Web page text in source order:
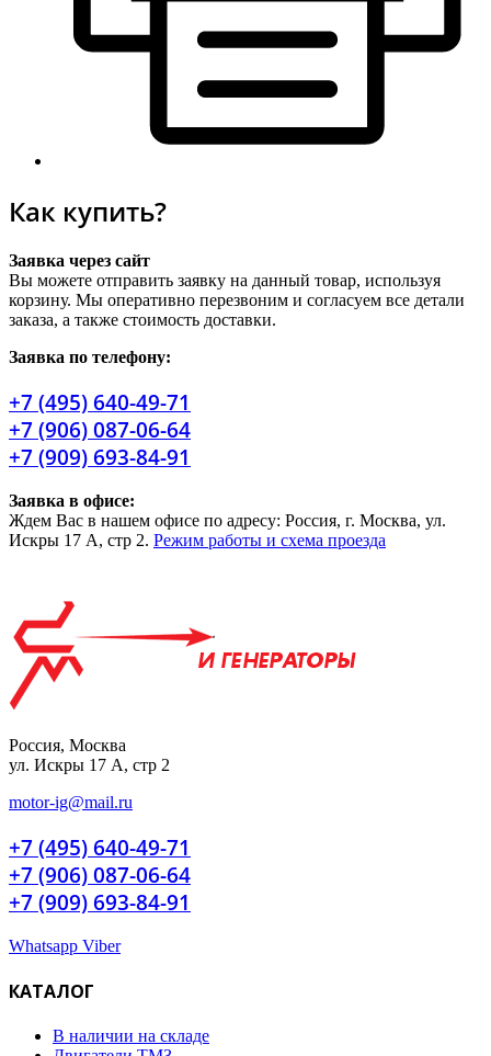
Как купить?
Заявка через сайт
Вы можете отправить заявку на данный товар, используя
корзину. Мы оперативно перезвоним и согласуем все детали
заказа, а также стоимость доставки.
Заявка по телефону:
+7 (495) 640-49-71
+7 (906) 087-06-64
+7 (909) 693-84-91
Заявка в офисе:
Ждем Вас в нашем офисе по адресу: Россия, г. Москва, ул.
Искры 17 А, стр 2. Режим работы и схема проезда
Россия, Москва
ул. Искры 17 А, стр 2
motor-ig@mail.ru
+7 (495) 640-49-71
+7 (906) 087-06-64
+7 (909) 693-84-91
Whatsapp Viber
КАТАЛОГ
В наличии на складе